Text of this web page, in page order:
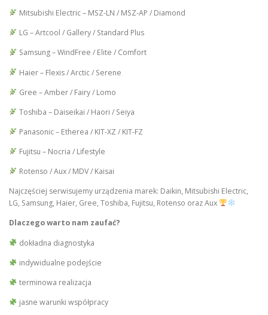
Mitsubishi Electric – MSZ-LN / MSZ-AP / Diamond
LG – Artcool / Gallery / Standard Plus
Samsung – WindFree / Elite / Comfort
Haier – Flexis / Arctic / Serene
Gree – Amber / Fairy / Lomo
Toshiba – Daiseikai / Haori / Seiya
Panasonic – Etherea / KIT-XZ / KIT-FZ
Fujitsu – Nocria / Lifestyle
Rotenso / Aux / MDV / Kaisai
Najczęściej serwisujemy urządzenia marek: Daikin, Mitsubishi Electric,
LG, Samsung, Haier, Gree, Toshiba, Fujitsu, Rotenso oraz Aux
Dlaczego warto nam zaufać?
dokładna diagnostyka
indywidualne podejście
terminowa realizacja
jasne warunki współpracy